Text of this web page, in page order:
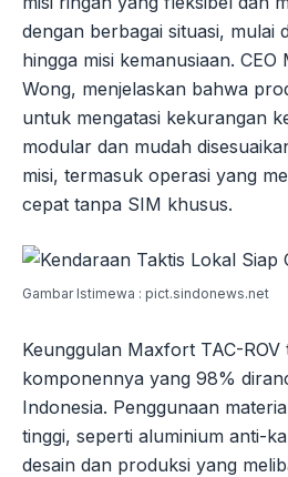
dengan berbagai situasi, mulai
hingga misi kemanusiaan.
Wong, menjelaskan bahwa
untuk mengatasi kekurangan
modular dan mudah
misi, termasuk operasi yang
cepat tanpa SIM khusus.
Gambar Istimewa : pict.sindonews.net
Keunggulan Maxfort TAC-ROV
komponennya yang 98%
Indonesia. Penggunaan
tinggi, seperti aluminium anti-
desain dan produksi yang